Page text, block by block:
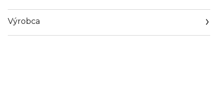
Výrobca